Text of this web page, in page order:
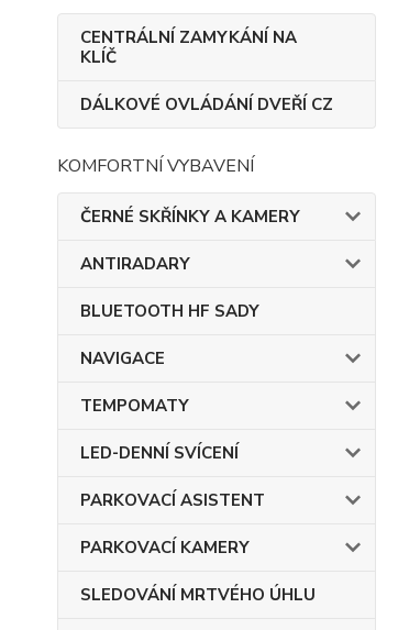
CENTRÁLNÍ ZAMYKÁNÍ NA
KLÍČ
DÁLKOVÉ OVLÁDÁNÍ DVEŘÍ CZ
KOMFORTNÍ VYBAVENÍ
ČERNÉ SKŘÍNKY A KAMERY
ANTIRADARY
BLUETOOTH HF SADY
NAVIGACE
TEMPOMATY
LED-DENNÍ SVÍCENÍ
PARKOVACÍ ASISTENT
PARKOVACÍ KAMERY
SLEDOVÁNÍ MRTVÉHO ÚHLU